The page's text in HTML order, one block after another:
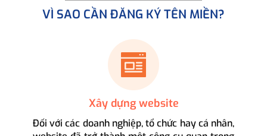
VÌ SAO CẦN ĐĂNG KÝ TÊN MIỀN?
Xây dựng website
Đối với các doanh nghiệp, tổ chức hay cá nhân,